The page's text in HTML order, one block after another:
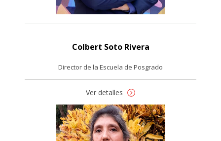
Colbert Soto Rivera
Director de la Escuela de Posgrado
Ver detalles